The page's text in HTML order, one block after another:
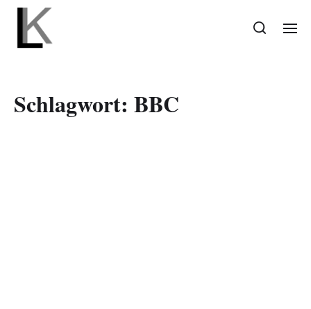
Schlagwort: BBC